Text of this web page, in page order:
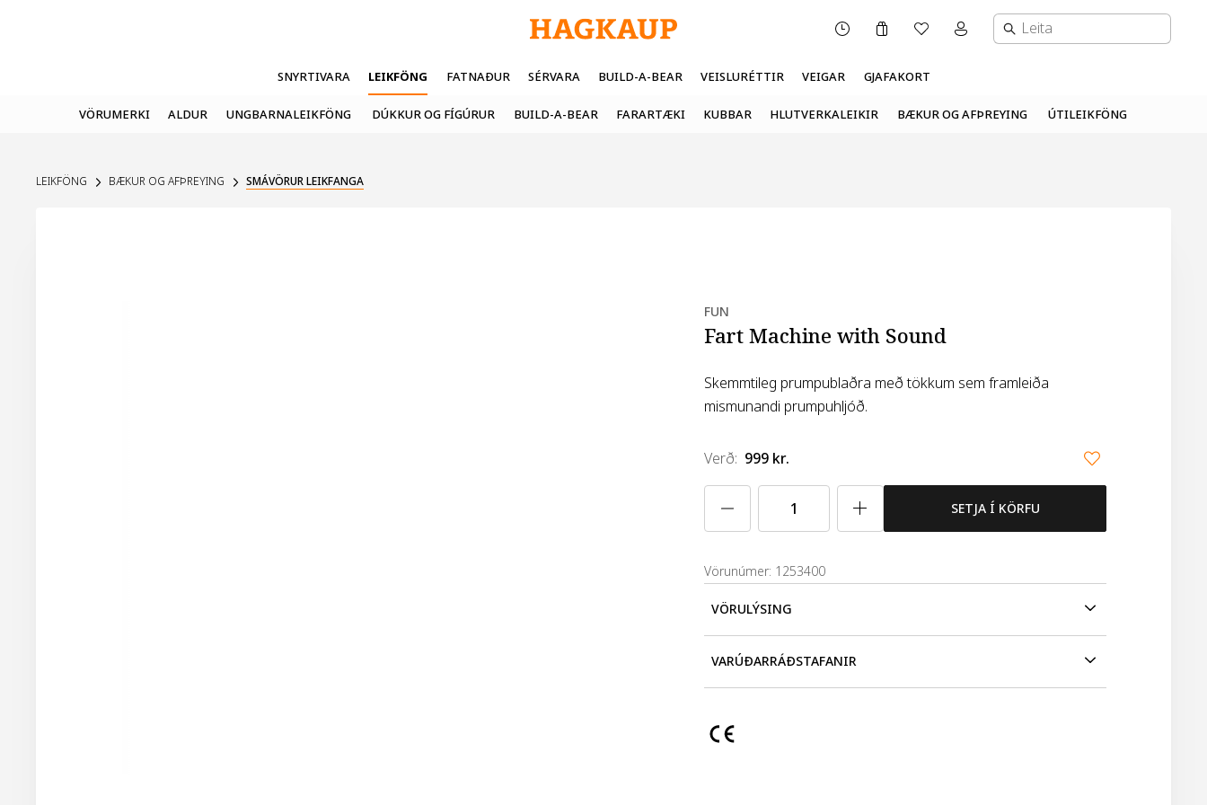
Karfa ÓskalistiMínar síður valmynd
SNYRTIVARA LEIKFÖNG FATNAÐUR SÉRVARA BUILD-A-BEAR VEISLURÉTTIR VEIGAR GJAFAKORT
VÖRUMERKI ALDUR UNGBARNALEIKFÖNG DÚKKUR OG FÍGÚRUR BUILD-A-BEAR FARARTÆKI KUBBAR HLUTVERKALEIKIR BÆKUR OG AFÞREYING ÚTILEIKFÖNG
LEIKFÖNG BÆKUR OG AFÞREYING SMÁVÖRUR LEIKFANGA
FUN
Fart Machine with Sound
Skemmtileg prumpublaðra með tökkum sem framleiða
mismunandi prumpuhljóð.
Verð: 999 kr.
SETJA Í KÖRFU
Vörunúmer: 1253400
VÖRULÝSING
6 mismunandi prumpuhljóð.
VARÚÐARRÁÐSTAFANIR